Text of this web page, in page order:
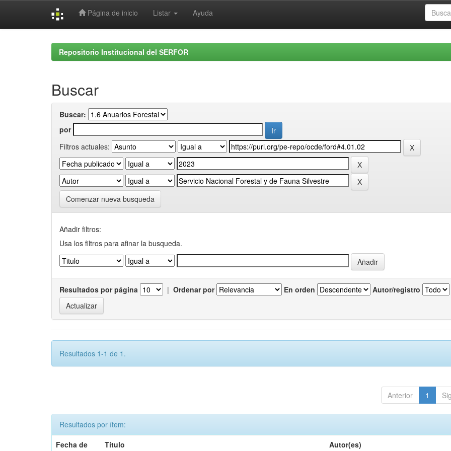
Página de inicio Listar Ayuda
Repositorio Institucional del SERFOR
Buscar
Buscar:
por
Filtros actuales:
Comenzar nueva busqueda
Añadir filtros:
Usa los filtros para afinar la busqueda.
Resultados por página | Ordenar por En orden Autor/registro
Resultados 1-1 de 1.
Anterior 1
Resultados por ítem:
Fecha de
Título Autor(es)